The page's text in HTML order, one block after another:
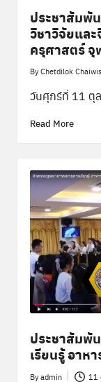
ประชาสัมพั
วิชาวิจัยแล
ครุศาสตร์
Posted
by
ByChetdilok
วันศุกร์ที่ 11 ตุ
Read More
ประชาสัมพั
เรียนรู้ อาห
Byadmin 11